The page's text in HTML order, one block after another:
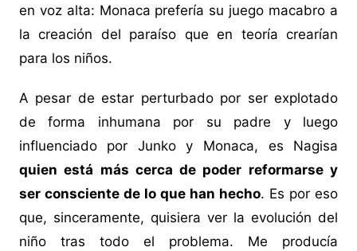
en voz alta: Monaca prefería su juego macabro a
la creación del paraíso que en teoría crearían
para los niños.
A pesar de estar perturbado por ser explotado
de forma inhumana por su padre y luego
influenciado por Junko y Monaca, es Nagisa
quien está más cerca de poder reformarse y
ser consciente de lo que han hecho. Es por eso
que, sinceramente, quisiera ver la evolución del
niño tras todo el problema. Me producía